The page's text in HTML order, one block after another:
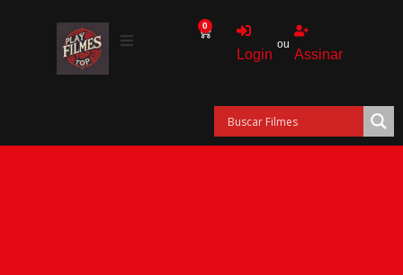
0
Login
ou
Assinar